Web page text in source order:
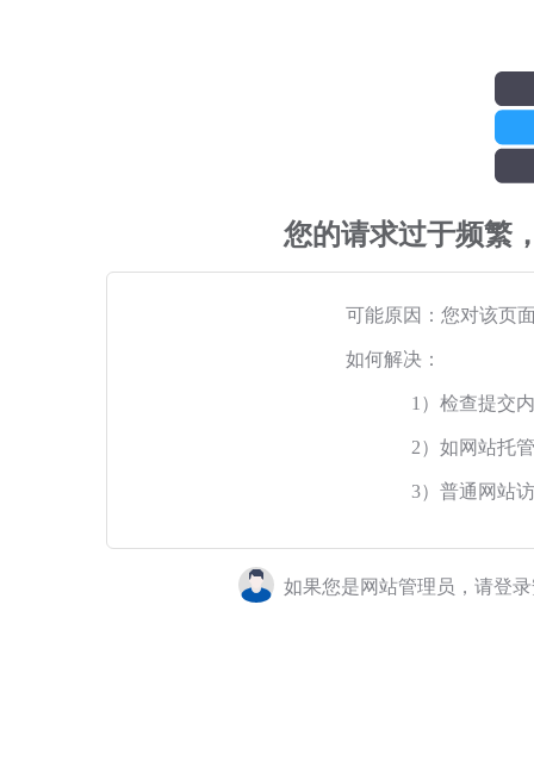
您的请求过于频繁
可能原因：您对该页
如何解决：
1）检查提交
2）如网站托
3）普通网站
如果您是网站管理员，请登